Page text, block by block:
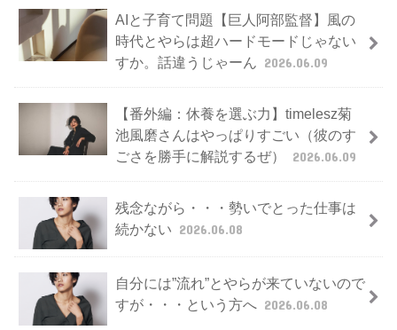
AIと子育て問題【巨人阿部監督】風の
時代とやらは超ハードモードじゃない
すか。話違うじゃーん 2026.06.09
【番外編：休養を選ぶ力】timelesz菊
池風磨さんはやっぱりすごい（彼のす
ごさを勝手に解説するぜ）
2026.06.09
残念ながら・・・勢いでとった仕事は
続かない 2026.06.08
自分には”流れ”とやらが来ていないので
すが・・・という方へ 2026.06.08